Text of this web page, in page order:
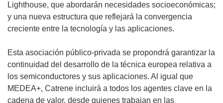
Lighthouse, que abordarán necesidades socioeconómicas;
y una nueva estructura que reflejará la convergencia
creciente entre la tecnología y las aplicaciones.
Esta asociación público-privada se propondrá garantizar la
continuidad del desarrollo de la técnica europea relativa a
los semiconductores y sus aplicaciones. Al igual que
MEDEA+, Catrene incluirá a todos los agentes clave en la
cadena de valor, desde quienes trabajan en las